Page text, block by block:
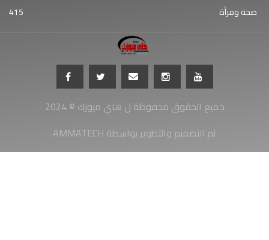
صحة ومرأة
415
جميع الحقوق محفوظة ل هاي ميوزك © 2024
AMMATECH تم التصميم والتطوير بواسطة